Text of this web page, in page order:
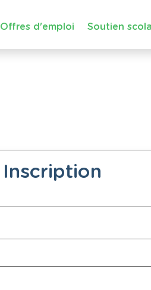
Offres d'emploi Soutien
Inscription